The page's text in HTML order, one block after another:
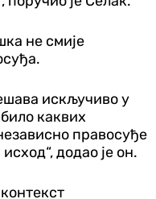
не смије
искључиво у
каквих
правосуђе
додао је он.